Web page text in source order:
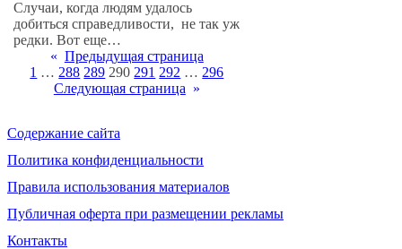
Случаи, когда людям удалось
добиться справедливости, не так уж
редки. Вот еще…
« Предыдущая страница
1 … 288 289 290 291 292 … 296
Следующая страница »
Содержание сайта
Политика конфиденциальности
Правила использования материалов
Публичная оферта при размещении рекламы
Контакты